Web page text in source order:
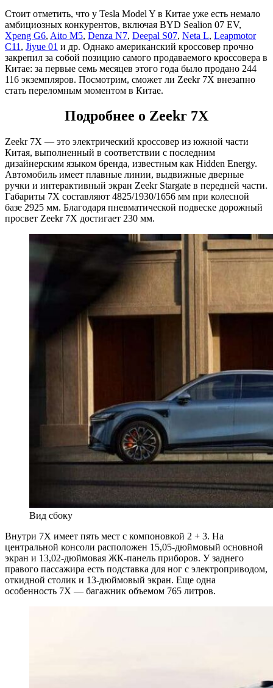
Стоит отметить, что у Tesla Model Y в Китае уже есть немало
амбициозных конкурентов, включая BYD Sealion 07 EV,
Xpeng G6, Aito M5, Denza N7, Deepal S07, Neta L, Leapmotor
C11 , Jiyue 01 и др. Однако американский кроссовер прочно
закрепил за собой позицию самого продаваемого кроссовера в
Китае: за первые семь месяцев этого года было продано 244
116 экземпляров. Посмотрим, сможет ли Zeekr 7X внезапно
стать переломным моментом в Китае.
Подробнее о Zeekr 7X
Zeekr 7X — это электрический кроссовер из южной части
Китая, выполненный в соответствии с последним
дизайнерским языком бренда, известным как Hidden Energy.
Автомобиль имеет плавные линии, выдвижные дверные
ручки и интерактивный экран Zeekr Stargate в передней части.
Габариты 7X составляют 4825/1930/1656 мм при колесной
базе 2925 мм. Благодаря пневматической подвеске дорожный
просвет Zeekr 7X достигает 230 мм.
Вид сбоку
Внутри 7X имеет пять мест с компоновкой 2 + 3. На
центральной консоли расположен 15,05-дюймовый основной
экран и 13,02-дюймовая ЖК-панель приборов. У заднего
правого пассажира есть подставка для ног с электроприводом,
откидной столик и 13-дюймовый экран. Еще одна
особенность 7X — багажник объемом 765 литров.